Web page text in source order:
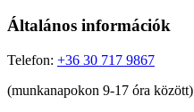
Általános információk
Telefon: +36 30 717 9867
(munkanapokon 9-17 óra között)